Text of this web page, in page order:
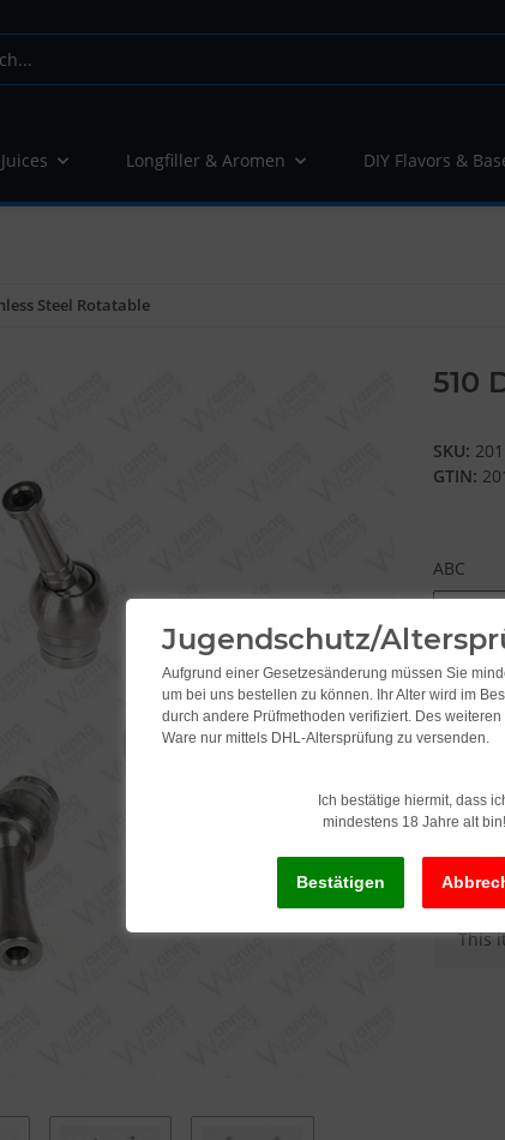
Longfiller & Aromen DIY Flavors &
Steel Rotatable
510
SKU:
GTIN:
ABC
from
x
This
Jugendschutz/
Aufgrund einer Gesetzesänderung müssen Sie
um bei uns bestellen zu können. Ihr Alter wird im
durch andere Prüfmethoden verifiziert. Des
Ware nur mittels DHL-Altersprüfung zu versenden.
Ich bestätige hiermit, dass
mindestens 18 Jahre alt bin!